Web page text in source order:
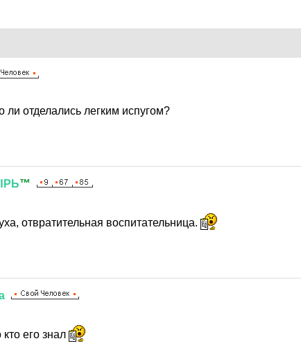
ли отделались легким испугом?
™
отвратительная воспитательница.
его знал